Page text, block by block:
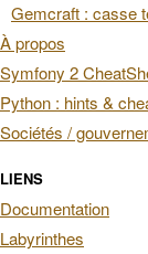
Gemcraft : casse
À propos
Symfony 2
Python : hints &
Sociétés /
LIENS
Documentation
Labyrinthes